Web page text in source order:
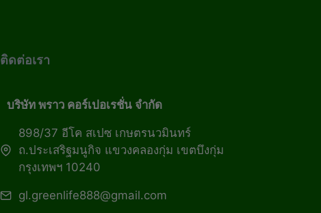
ติดต่อเรา
บริษัท พราว คอร์เปอเรชั่น จำกัด
898/37 อีโค สเปซ เกษตรนวมินทร์
ถ.ประเสริฐมนูกิจ แขวงคลองกุ่ม เขตบึงกุ่ม
กรุงเทพฯ 10240
gl.greenlife888@gmail.com